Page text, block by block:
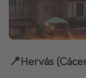
📍Hervás